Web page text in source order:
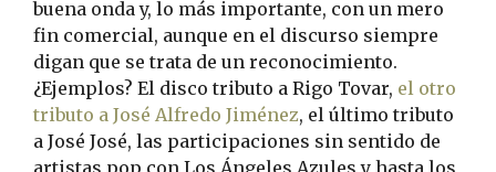
buena onda y, lo más importante, con un mero
fin comercial, aunque en el discurso siempre
digan que se trata de un reconocimiento.
¿Ejemplos? El disco tributo a Rigo Tovar, el otro
tributo a José Alfredo Jiménez, el último tributo
a José José, las participaciones sin sentido de
artistas pop con Los Ángeles Azules y hasta los